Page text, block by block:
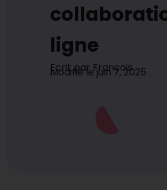
ligne
Ecrit parFrancois
Modifié le juin 7, 2025